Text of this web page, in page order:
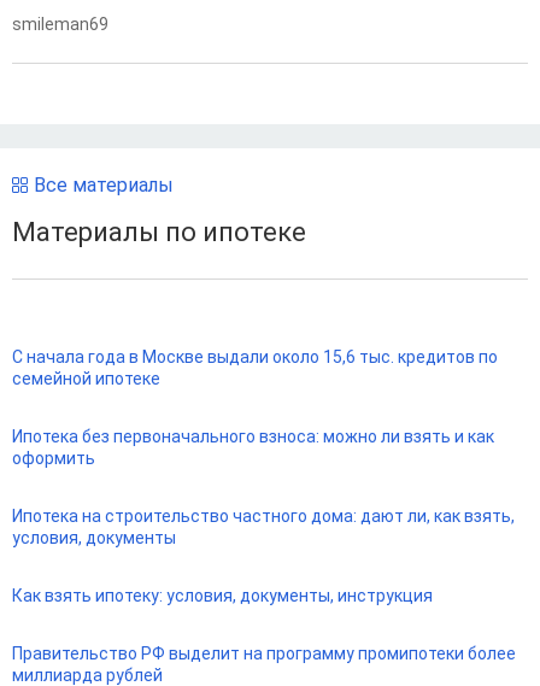
smileman69
Все материалы
Материалы по ипотеке
С начала года в Москве выдали около 15,6 тыс. кредитов по
семейной ипотеке
Ипотека без первоначального взноса: можно ли взять и как
оформить
Ипотека на строительство частного дома: дают ли, как взять,
условия, документы
Как взять ипотеку: условия, документы, инструкция
Правительство РФ выделит на программу промипотеки более
миллиарда рублей